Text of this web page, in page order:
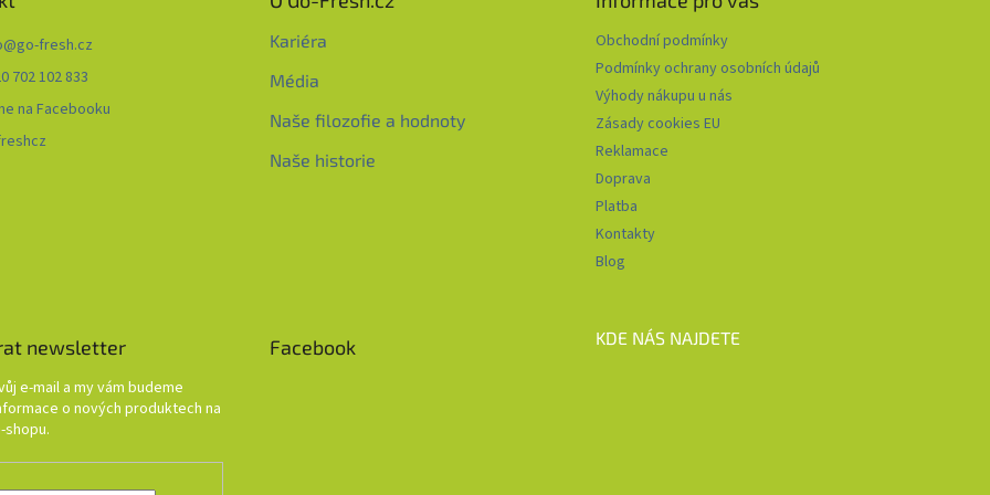
@go-fresh.cz
702 102 833
na Facebooku
Kariéra
Média
Naše filozofie a hodnoty
Naše historie
Obchodní podmínky
Podmínky ochrany osobních údajů
Výhody nákupu u nás
Zásady cookies EU
Reklamace
Doprava
Platba
Kontakty
Blog
newsletter
e-mail a my vám budeme
o nových produktech na
shopu.
Facebook KDE NÁS NAJDETE